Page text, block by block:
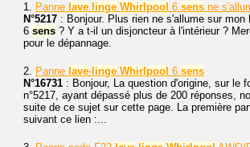
1. Panne lave linge Whirlpool 6 sens ne
N°5217 : Bonjour. Plus rien ne s'allume sur mon
6 sens ? Y a t-il un disjoncteur à l'intérieur ?
pour le dépannage.
2. Panne lave- linge Whirlpool 6 sens
N°16731 : Bonjour, La question d'origine, sur le
n°5217, ayant dépassé plus de 200 réponses,
suite de ce sujet sur cette page. La première
suivant ce lien :...